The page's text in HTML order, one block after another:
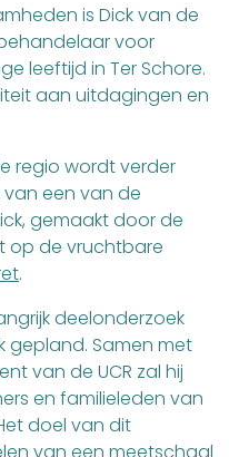
is Dick van de
voor
leeftijd in Ter Schore.
aan uitdagingen en
regio wordt verder
een van de
gemaakt door de
op de vruchtbare
.
deelonderzoek
gepland. Samen met
van de UCR zal hij
en familieleden van
doel van dit
van een meetschaal